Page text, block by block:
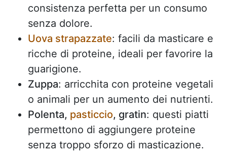
consistenza perfetta per un consumo
senza dolore.
Uova strapazzate: facili da masticare e
ricche di proteine, ideali per favorire la
guarigione.
Zuppa: arricchita con proteine vegetali
o animali per un aumento dei nutrienti.
Polenta, pasticcio, gratin: questi piatti
permettono di aggiungere proteine
senza troppo sforzo di masticazione.